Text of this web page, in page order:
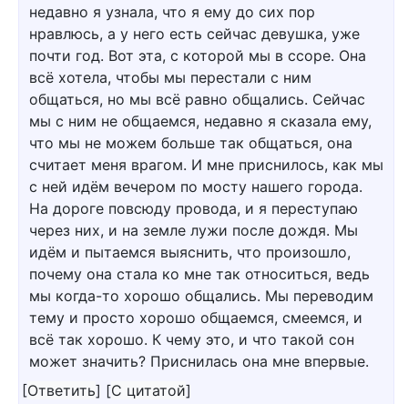
недавно я узнала, что я ему до сих пор
нравлюсь, а у него есть сейчас девушка, уже
почти год. Вот эта, с которой мы в ссоре. Она
всё хотела, чтобы мы перестали с ним
общаться, но мы всё равно общались. Сейчас
мы с ним не общаемся, недавно я сказала ему,
что мы не можем больше так общаться, она
считает меня врагом. И мне приснилось, как мы
с ней идём вечером по мосту нашего города.
На дороге повсюду провода, и я переступаю
через них, и на земле лужи после дождя. Мы
идём и пытаемся выяснить, что произошло,
почему она стала ко мне так относиться, ведь
мы когда-то хорошо общались. Мы переводим
тему и просто хорошо общаемся, смеемся, и
всё так хорошо. К чему это, и что такой сон
может значить? Приснилась она мне впервые.
[Ответить] [С цитатой]